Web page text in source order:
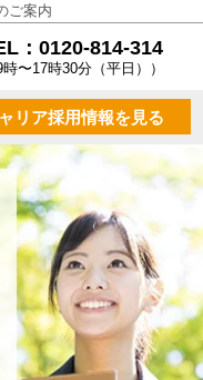
ご案内
：0120-814-314
時〜17時30分（平日））
リア採用情報を見る